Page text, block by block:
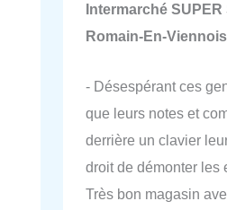
Intermarché SUPER
Romain-En-
- Désespérant ces
que leurs notes et
derrière un clavier
droit de démonter
Très bon magasin